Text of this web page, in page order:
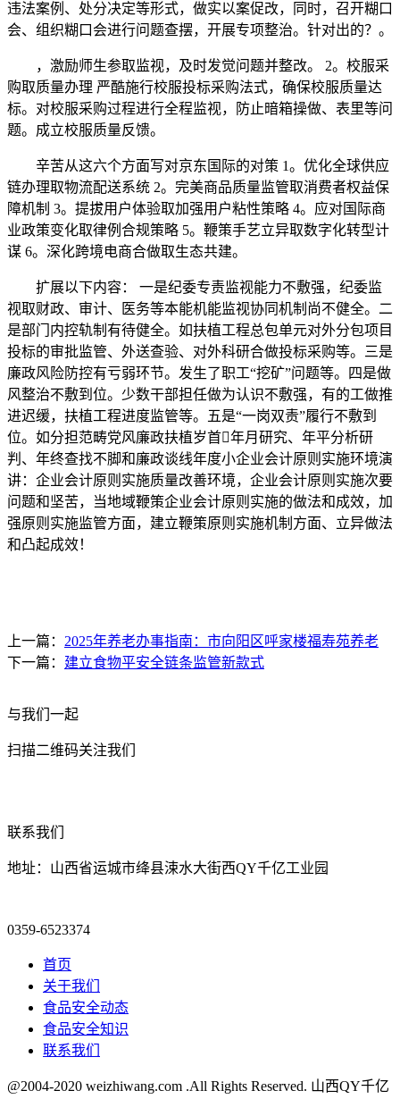
违法案例、处分决定等形式，做实以案促改，同时，召开糊口
会、组织糊口会进行问题查摆，开展专项整治。针对出的？。
，激励师生参取监视，及时发觉问题并整改。 2。校服采
购取质量办理 严酷施行校服投标采购法式，确保校服质量达
标。对校服采购过程进行全程监视，防止暗箱操做、表里等问
题。成立校服质量反馈。
辛苦从这六个方面写对京东国际的对策 1。优化全球供应
链办理取物流配送系统 2。完美商品质量监管取消费者权益保
障机制 3。提拔用户体验取加强用户粘性策略 4。应对国际商
业政策变化取律例合规策略 5。鞭策手艺立异取数字化转型计
谋 6。深化跨境电商合做取生态共建。
扩展以下内容： 一是纪委专责监视能力不敷强，纪委监
视取财政、审计、医务等本能机能监视协同机制尚不健全。二
是部门内控轨制有待健全。如扶植工程总包单元对外分包项目
投标的审批监管、外送查验、对外科研合做投标采购等。三是
廉政风险防控有亏弱环节。发生了职工“挖矿”问题等。四是做
风整治不敷到位。少数干部担任做为认识不敷强，有的工做推
进迟缓，扶植工程进度监管等。五是“一岗双责”履行不敷到
位。如分担范畴党风廉政扶植岁首年月研究、年平分析研
判、年终查找不脚和廉政谈线年度小企业会计原则实施环境演
讲：企业会计原则实施质量改善环境，企业会计原则实施次要
问题和坚苦，当地域鞭策企业会计原则实施的做法和成效，加
强原则实施监管方面，建立鞭策原则实施机制方面、立异做法
和凸起成效！
上一篇： 2025年养老办事指南：市向阳区呼家楼福寿苑养老
下一篇： 建立食物平安全链条监管新款式
与我们一起
扫描二维码关注我们
联系我们
地址：山西省运城市绛县涑水大街西QY千亿工业园
0359-6523374
首页
关于我们
食品安全动态
食品安全知识
联系我们
@2004-2020 weizhiwang.com .All Rights Reserved. 山西QY千亿